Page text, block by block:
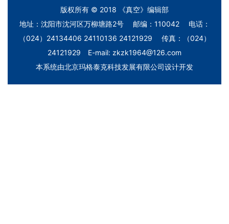
版权所有 © 2018 《真空》编辑部
地址：沈阳市沈河区万柳塘路2号 邮编：110042 电话：
（024）24134406 24110136 24121929 传真：（024）
24121929 E-mail: zkzk1964@126.com
本系统由北京玛格泰克科技发展有限公司设计开发